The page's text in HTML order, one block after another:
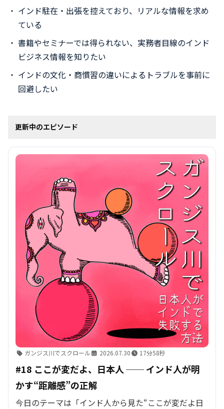
インド駐在・出張を控えており、リアルな情報を求め
ている
書籍やセミナーでは得られない、実務者目線のインド
ビジネス情報を知りたい
インドの文化・商慣習の違いによるトラブルを事前に
回避したい
更新中のエピソード
ガンジス川でスクロール 2026.07.30 17分58秒
#18 ここが変だよ、日本人 ── インド人が明
かす“距離感”の正解
今日のテーマは「インド人から見た“ここが変だよ日